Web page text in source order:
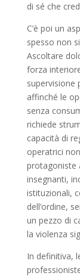
di sé che
C’è poi un
spesso non
Ascoltare
forza
supervisione
affinché le
senza
richiede
capacità di
operatrici
protagoniste
insegnanti,
istituzionali,
dell’ordine,
un pezzo di
la violenza
In definitiva,